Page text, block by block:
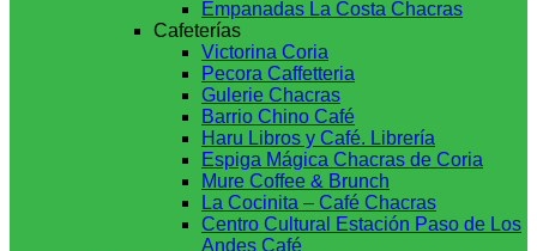
Empanadas La Costa Chacras
Cafeterías
Victorina Coria
Pecora Caffetteria
Gulerie Chacras
Barrio Chino Café
Haru Libros y Café. Librería
Espiga Mágica Chacras de Coria
Mure Coffee & Brunch
La Cocinita – Café Chacras
Centro Cultural Estación Paso de Los
Andes Café